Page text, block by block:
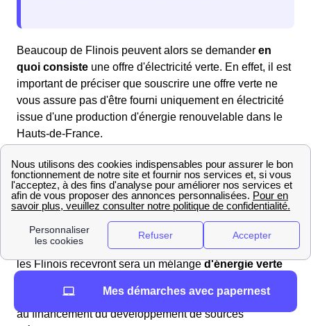
Beaucoup de Flinois peuvent alors se demander en
quoi consiste une offre d'électricité verte. En effet, il est
important de préciser que souscrire une offre verte ne
vous assure pas d'être fourni uniquement en électricité
issue d'une production d'énergie renouvelable dans le
Hauts-de-France.
S'abonner à un contrat d'électricité verte permet
cependant aux habitants de Flines-Lez-Raches de voir
le fournisseurréinjecter dans le réseauélectrique
l'équivalent de leur consommation en électricité dite
verte (issue d'une production par panneaux
photovoltaïques, éoliennes etc.). Ainsi, l'électricité que
les Flinois recevront sera un mélanged'énergie verte
consommateurs dans le Hauts-de-France de participer
au financement du développement de sources
Mes démarches avec papernest